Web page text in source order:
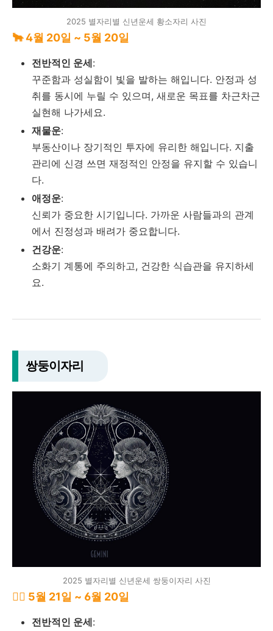
2025 별자리별 신년운세 황소자리 사진
🐂 4월 20일 ~ 5월 20일
전반적인 운세:
꾸준함과 성실함이 빛을 발하는 해입니다. 안정과 성
취를 동시에 누릴 수 있으며, 새로운 목표를 차근차근
실현해 나가세요.
재물운:
부동산이나 장기적인 투자에 유리한 해입니다. 지출
관리에 신경 쓰면 재정적인 안정을 유지할 수 있습니
다.
애정운:
신뢰가 중요한 시기입니다. 가까운 사람들과의 관계
에서 진정성과 배려가 중요합니다.
건강운:
소화기 계통에 주의하고, 건강한 식습관을 유지하세
요.
쌍둥이자리
2025 별자리별 신년운세 쌍둥이자리 사진
👯‍♀️ 5월 21일 ~ 6월 20일
전반적인 운세: